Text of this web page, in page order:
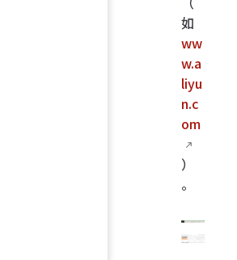
如
ww
w.a
liyu
n.c
om
）
。